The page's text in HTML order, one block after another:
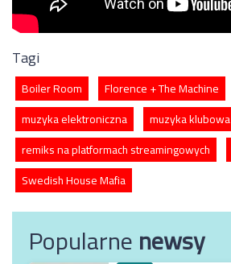
Tagi
Boiler Room Florence + The Machine
muzyka elektroniczna
muzyka klubowa
remiks na platformach streamingowych
Swedish House Mafia
Popularnenewsy